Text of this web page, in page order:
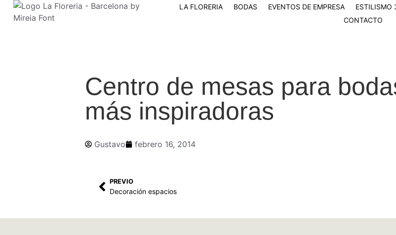
LA FLORERIA BODAS EVENTOS DE EMPRESA ESTILISMO
CONTACTO
Centro de mesas para
más inspiradoras
Gustavo febrero 16, 2014
PREVIO
Decoración espacios